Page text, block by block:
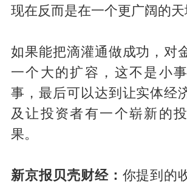
现在反而是在一个更广阔的天
如果能把滴灌通做成功，对
一个大的扩容，这不是小
事，最后可以达到让实体经
及让投资者有一个崭新的
果。
新京报贝壳财经： 你提到的